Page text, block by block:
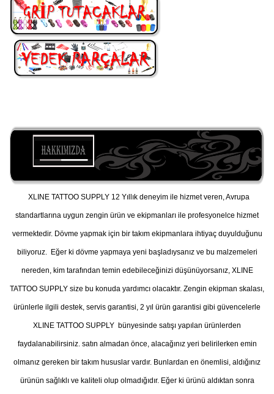
XLINE TATTOO SUPPLY 12 Yıllık deneyim ile hizmet veren, Avrupa
standartlarına uygun zengin ürün ve ekipmanları ile profesyonelce hizmet
vermektedir. Dövme yapmak için bir takım ekipmanlara ihtiyaç duyulduğunu
biliyoruz. Eğer ki dövme yapmaya yeni başladıysanız ve bu malzemeleri
nereden, kim tarafından temin edebileceğinizi düşünüyorsanız, XLINE
TATTOO SUPPLY size bu konuda yardımcı olacaktır. Zengin ekipman skalası,
ürünlerle ilgili destek, servis garantisi, 2 yıl ürün garantisi gibi güvencelerle
XLINE TATTOO SUPPLY bünyesinde satışı yapılan ürünlerden
faydalanabilirsiniz. satın almadan önce, alacağınız yeri belirilerken emin
olmanız gereken bir takım hususlar vardır. Bunlardan en önemlisi, aldığınız
ürünün sağlıklı ve kaliteli olup olmadığıdır. Eğer ki ürünü aldıktan sonra